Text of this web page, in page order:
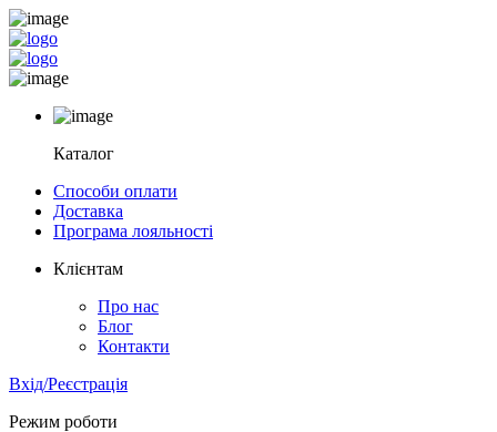
Каталог
Способи оплати
Доставка
Програма лояльності
Клієнтам
Про нас
Блог
Контакти
Вхід/Реєстрація
Режим роботи